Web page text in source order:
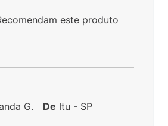
este produto
G. De Itu - SP